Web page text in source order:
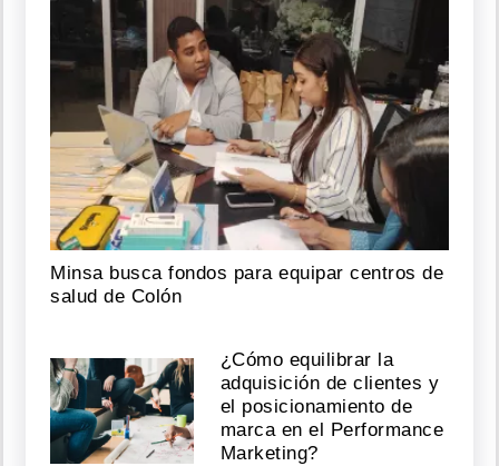
Minsa busca fondos para equipar centros de
salud de Colón
¿Cómo equilibrar la
adquisición de clientes y
el posicionamiento de
marca en el Performance
Marketing?